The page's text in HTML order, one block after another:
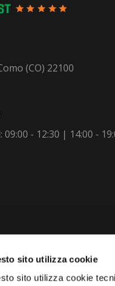
sito utilizza cookie
sito utilizza cookie
(CO) 22100
- 12:30 | 14:00 -